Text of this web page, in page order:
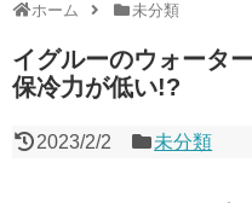
ホーム 未分類
イグルーのウォータ
保冷力が低い!?
2023/2/2 未分類